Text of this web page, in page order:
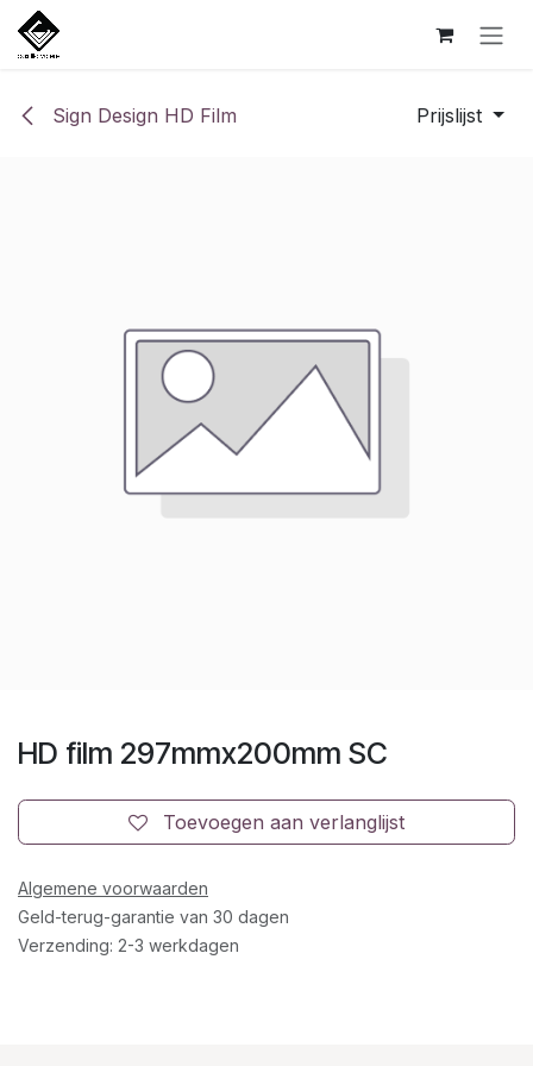
Overslaan naar inhoud
Sign Design HD Film Prijslijst
HD film 297mmx200mm SC
Toevoegen aan verlanglijst
Algemene voorwaarden
Geld-terug-garantie van 30 dagen
Verzending: 2-3 werkdagen